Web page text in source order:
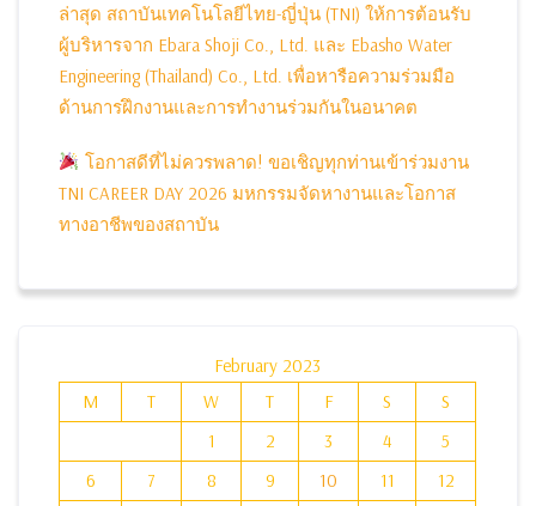
ล่าสุด สถาบันเทคโนโลยีไทย-ญี่ปุ่น (TNI) ให้การต้อนรับ
ผู้บริหารจาก Ebara Shoji Co., Ltd. และ Ebasho Water
Engineering (Thailand) Co., Ltd. เพื่อหารือความร่วมมือ
ด้านการฝึกงานและการทำงานร่วมกันในอนาคต
โอกาสดีที่ไม่ควรพลาด! ขอเชิญทุกท่านเข้าร่วมงาน
TNI CAREER DAY 2026 มหกรรมจัดหางานและโอกาส
ทางอาชีพของสถาบัน
February 2023
M
T W T F S
S
1
2 3 4
5
6
7 8 9 10 11
12